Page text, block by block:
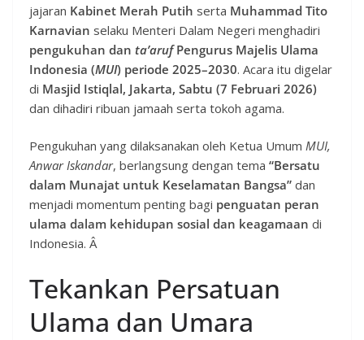
jajaran Kabinet Merah Putih serta Muhammad Tito
Karnavian selaku Menteri Dalam Negeri menghadiri
pengukuhan dan ta’arufPengurus Majelis Ulama
Indonesia (MUI) periode 2025–2030. Acara itu digelar
di Masjid Istiqlal, Jakarta, Sabtu (7 Februari 2026)
dan dihadiri ribuan jamaah serta tokoh agama.
Pengukuhan yang dilaksanakan oleh Ketua Umum MUI,
Anwar Iskandar, berlangsung dengan tema “Bersatu
dalam Munajat untuk Keselamatan Bangsa” dan
menjadi momentum penting bagi penguatan peran
ulama dalam kehidupan sosial dan keagamaan di
Indonesia. Â
Tekankan Persatuan
Ulama dan Umara